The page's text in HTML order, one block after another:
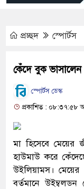
প্রচ্ছদ স্পোর্টস
কেঁদে বুক ভাসালেন
স্পোর্টস ডেস্ক
প্রকাশিত : ০৮:৩৭:৫৮
মা হিসেবে মেয়ের
হাউমাউ করে
উইলিয়ামস।
বর্তমানে